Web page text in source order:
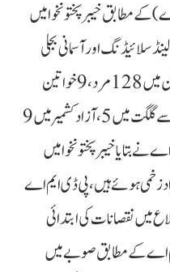
کے مطابق خیبرپختونخوا میں
لینڈ سلائیڈنگ اور آسمانی بجلی
گرنے سے 150 اموات ہوئی ہیں، جن میں 128 مرد، 9 خواتین
اور 13 بچے شامل ہیں، شدید بارشوں سے گلگت میں 5، آزاد کشمیر میں 9
بتایا خیبر پختونخوا میں
سبب حادثات میں 18 افراد زخمی ہوئے ہیں، پی ڈی ایم اے
میں نقصانات کی ابتدائی
اے کے مطابق صوبے میں